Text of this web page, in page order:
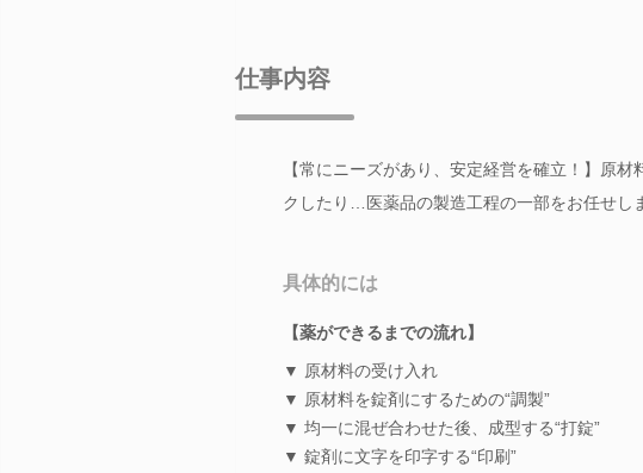
仕事内容
【常にニーズがあり、安定経営を確立！】原
クしたり…医薬品の製造工程の一部をお任せし
具体的には
【薬ができるまでの流れ】
▼ 原材料の受け入れ
▼ 原材料を錠剤にするための“調製”
▼ 均一に混ぜ合わせた後、成型する“打錠”
▼ 錠剤に文字を印字する“印刷”